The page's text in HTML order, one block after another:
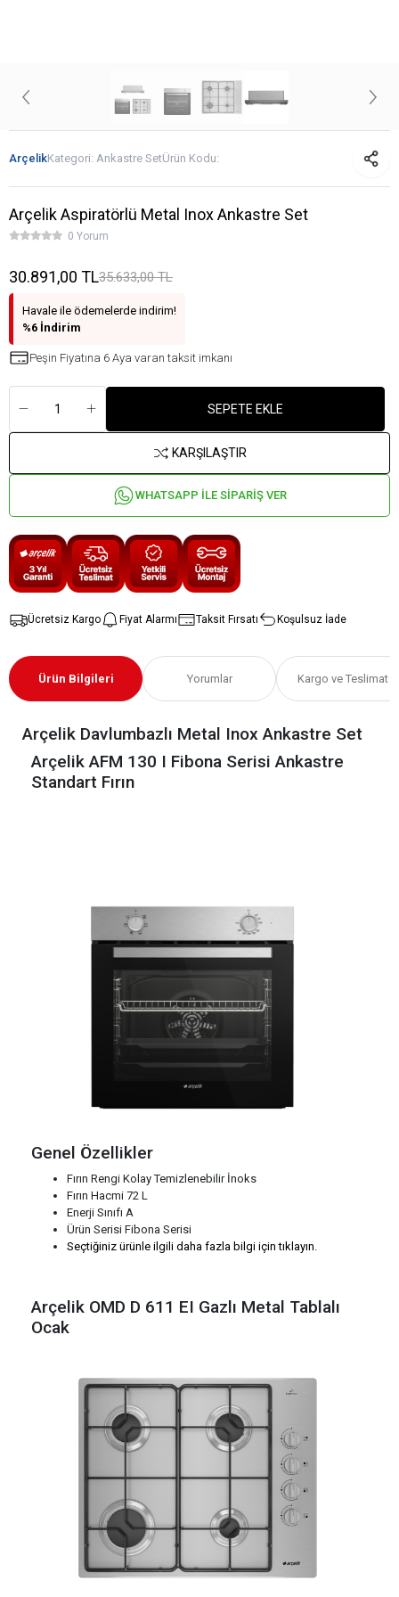
ArçelikKategori: Ankastre SetÜrün Kodu:
Arçelik Aspiratörlü Metal Inox Ankastre Set
0 Yorum
30.891,00 TL35.633,00 TL
Havale ile ödemelerde indirim!
%6 İndirim
Peşin Fiyatına 6 Aya varan taksit imkanı
SEPETE EKLE
KARŞILAŞTIR
WHATSAPP İLE SİPARİŞ VER
Ücretsiz Kargo Fiyat Alarmı Taksit Fırsatı Koşulsuz İade
Ürün Bilgileri Yorumlar Kargo ve Teslimat
Arçelik Davlumbazlı Metal Inox Ankastre Set
Arçelik AFM 130 I Fibona Serisi Ankastre
Standart Fırın
Genel Özellikler
Fırın Rengi Kolay Temizlenebilir İnoks
Fırın Hacmi 72 L
Enerji Sınıfı A
Ürün Serisi Fibona Serisi
Seçtiğiniz ürünle ilgili daha fazla bilgi için tıklayın.
Arçelik OMD D 611 EI Gazlı Metal Tablalı
Ocak